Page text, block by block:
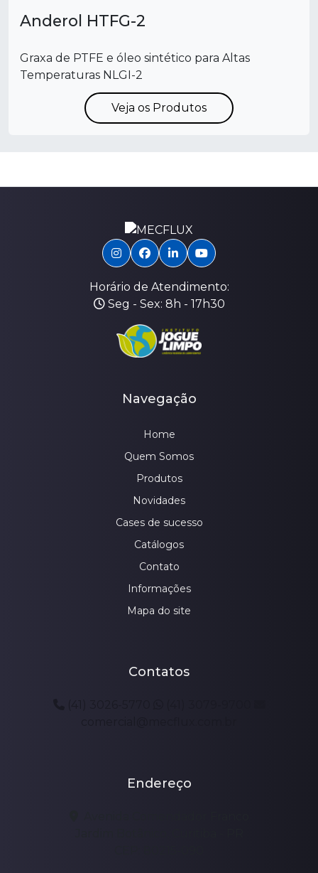
Anderol HTFG-2
Graxa de PTFE e óleo sintético para Altas
Temperaturas NLGI-2
Veja os Produtos
Horário de Atendimento:
Seg - Sex: 8h - 17h30
Navegação
Home
Quem Somos
Produtos
Novidades
Cases de sucesso
Catálogos
Contato
Informações
Mapa do site
Contatos
Endereço